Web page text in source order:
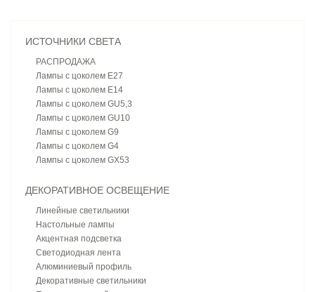
ИСТОЧНИКИ СВЕТА
РАСПРОДАЖА
Лампы с цоколем E27
Лампы с цоколем E14
Лампы с цоколем GU5,3
Лампы с цоколем GU10
Лампы с цоколем G9
Лампы с цоколем G4
Лампы с цоколем GX53
ДЕКОРАТИВНОЕ ОСВЕЩЕНИЕ
Линейные светильники
Настольные лампы
Акцентная подсветка
Светодиодная лента
Алюминиевый профиль
Декоративные светильники